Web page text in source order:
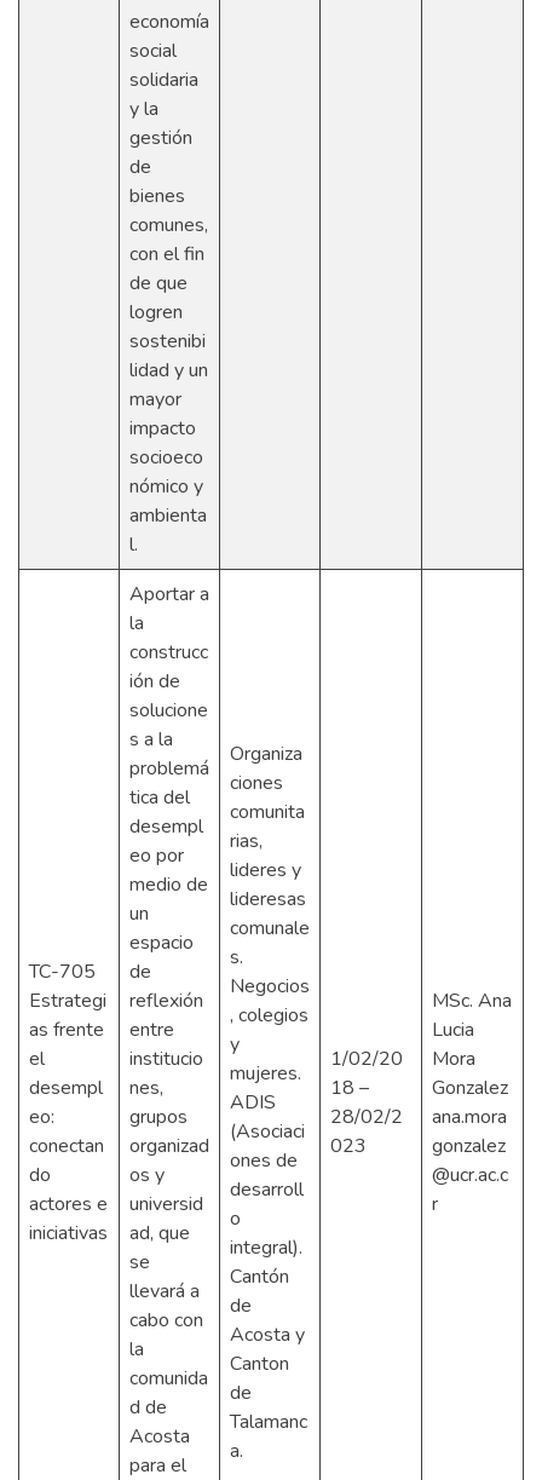
economía
social
solidaria
y la
gestión
de
bienes
comunes,
con el fin
de que
logren
sostenibi
lidad y un
mayor
impacto
socioeco
nómico y
ambienta
l.
TC-705
Estrategi
as frente
el
desempl
eo:
conectan
do
actores e
iniciativas
Aportar a
la
construcc
ión de
solucione
s a la
problemá
tica del
desempl
eo por
medio de
un
espacio
de
reflexión
entre
institucio
nes,
grupos
organizad
os y
universid
ad, que
se
llevará a
cabo con
la
comunida
d de
Acosta
para el
Organiza
ciones
comunita
rias,
lideres y
lideresas
comunale
s.
Negocios
, colegios
y
mujeres.
ADIS
(Asociaci
ones de
desarroll
o
integral).
Cantón
de
Acosta y
Canton
de
Talamanc
a.
1/02/20
18 –
28/02/2
023
MSc. Ana
Lucia
Mora
Gonzalez
ana.mora
gonzalez
@ucr.ac.c
r